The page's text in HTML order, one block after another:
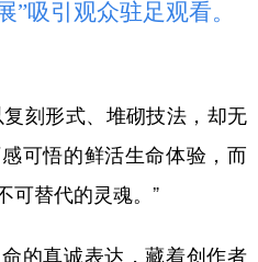
引观众驻足观看。
刻形式、堆砌技法，却无
可悟的鲜活生命体验，而
可替代的灵魂。”
真诚表达，藏着创作者